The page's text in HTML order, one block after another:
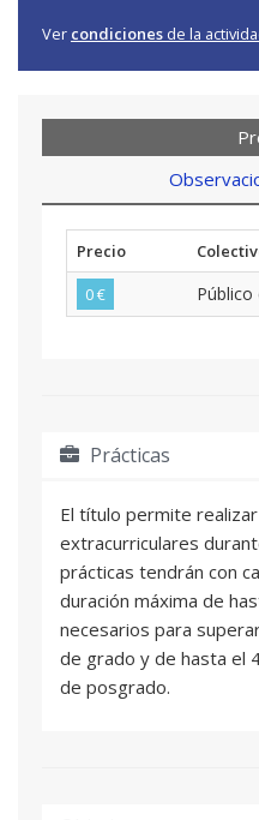
Ver condiciones de la
Precio
0 €
Público
Prácticas
El título permite
extracurriculares
prácticas tendrán con
duración máxima de
necesarios para
de grado y de hasta el
de posgrado.